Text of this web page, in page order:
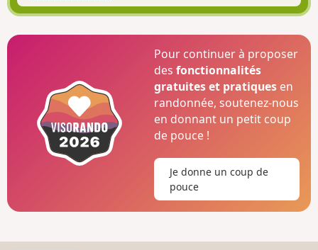
Pour continuer à proposer
desfonctionnalités
gratuites et pratiques en
randonnée, soutenez-nous
en donnant un petit coup
de pouce !
Je donne un coup de
pouce